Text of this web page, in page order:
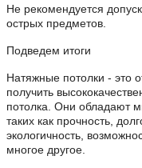
Не рекомендуется
острых предметов.
Подведем итоги
Натяжные потолки - это
получить
потолка. Они обладают
таких как прочность,
экологичность,
многое другое.